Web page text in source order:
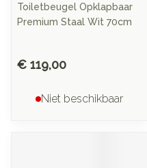
Toiletbeugel Opklapbaar
Premium Staal Wit 70cm
€ 119,00
Niet beschikbaar